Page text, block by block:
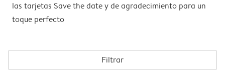
las tarjetas Save the date y de agradecimiento para un
toque perfecto
Filtrar